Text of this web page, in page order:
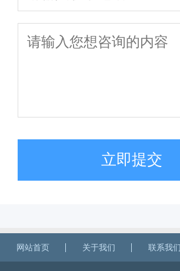
立即提交
网站首页 关于我们 联系我们